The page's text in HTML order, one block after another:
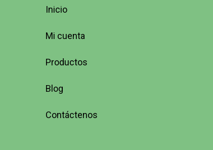
Inicio
Mi cuenta
Productos
Blog
Contáctenos